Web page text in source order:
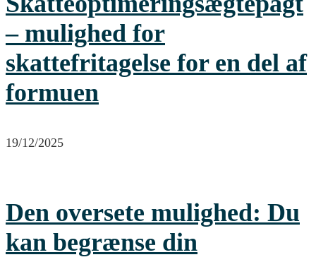
– mulighed for
skattefritagelse for en del af
formuen
19/12/2025
Den oversete mulighed: Du
kan begrænse din